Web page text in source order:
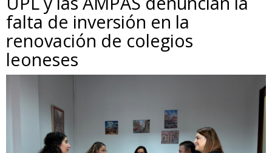
falta de inversión en la
renovación de colegios
leoneses